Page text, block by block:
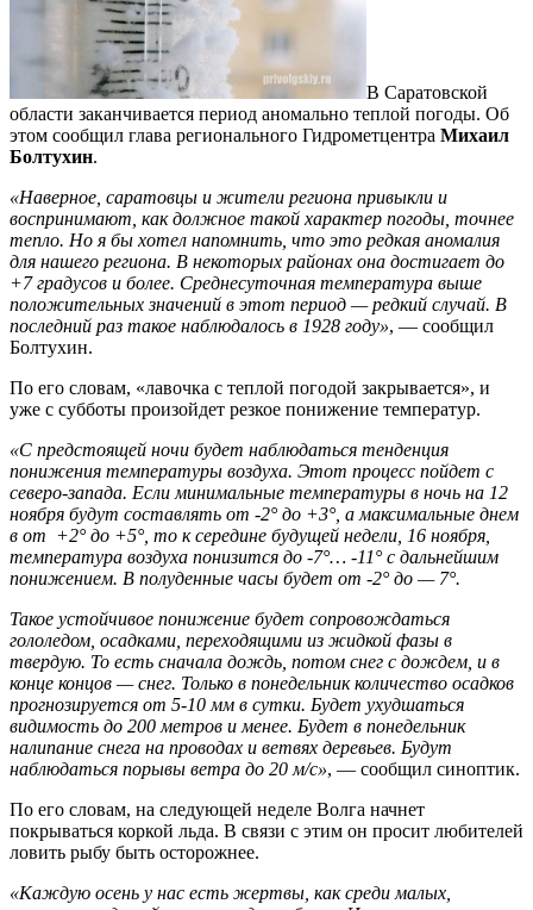
В Саратовской
области заканчивается период аномально теплой погоды. Об
этом сообщил глава регионального Гидрометцентра Михаил
Болтухин.
«Наверное, саратовцы и жители региона привыкли и
воспринимают, как должное такой характер погоды, точнее
тепло. Но я бы хотел напомнить, что это редкая аномалия
для нашего региона. В некоторых районах она достигает до
+7 градусов и более. Среднесуточная температура выше
положительных значений в этот период — редкий случай. В
последний раз такое наблюдалось в 1928 году», — сообщил
Болтухин.
По его словам, «лавочка с теплой погодой закрывается», и
уже с субботы произойдет резкое понижение температур.
«С предстоящей ночи будет наблюдаться тенденция
понижения температуры воздуха. Этот процесс пойдет с
северо-запада. Если минимальные температуры в ночь на 12
ноября будут составлять от -2° до +3°, а максимальные днем
в от +2° до +5°, то к середине будущей недели, 16 ноября,
температура воздуха понизится до -7°… -11° с дальнейшим
понижением. В полуденные часы будет от -2° до — 7°.
Такое устойчивое понижение будет сопровождаться
гололедом, осадками, переходящими из жидкой фазы в
твердую. То есть сначала дождь, потом снег с дождем, и в
конце концов — снег. Только в понедельник количество осадков
прогнозируется от 5-10 мм в сутки. Будет ухудшаться
видимость до 200 метров и менее. Будет в понедельник
налипание снега на проводах и ветвях деревьев. Будут
наблюдаться порывы ветра до 20 м/c», — сообщил синоптик.
По его словам, на следующей неделе Волга начнет
покрываться коркой льда. В связи с этим он просит любителей
ловить рыбу быть осторожнее.
«Каждую осень у нас есть жертвы, как среди малых,